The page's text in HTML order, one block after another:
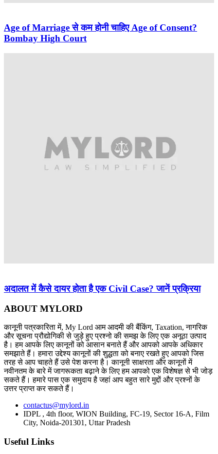
Age of Marriage से कम होनी चाहिए Age of Consent?
Bombay High Court
अदालत में कैसे दायर होता है एक Civil Case? जानें प्रक्रिया
ABOUT MYLORD
कानूनी पत्रकारिता में, My Lord आम आदमी की बैंकिंग, Taxation, नागरिक
और सूचना प्रौद्योगिकी से जुड़े हुए प्रश्नो की समझ के लिए एक अनूठा उत्पाद
है। हम आपके लिए कानूनों को आसान बनाते हैं और आपको आपके अधिकार
समझाते हैं। हमारा उद्देश्य कानूनों की शुद्धता को बनाए रखते हुए आपको जिस
तरह से आप चाहते हैं उसे पेश करना है। कानूनी साक्षरता और कानूनों में
नवीनतम के बारे में जागरूकता बढ़ाने के लिए हम आपको एक विशेषज्ञ से भी जोड़
सकते हैं। हमारे पास एक समुदाय है जहां आप बहुत सारे मुद्दों और प्रश्नों के
उत्तर प्राप्त कर सकते हैं।
contactus@mylord.in
IDPL , 4th floor, WION Building, FC-19, Sector 16-A, Film
City, Noida-201301, Uttar Pradesh
Useful Links